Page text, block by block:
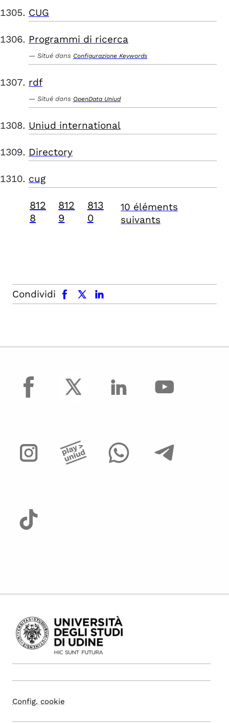
CUG
Programmi di ricerca
Situé dans Configurazione Keywords
rdf
Situé dans OpenData Uniud
Uniud international
Directory
cug
812
8
812
9
813
0
10 éléments
suivants
Condividi
facebook x.com linkedin
facebook
Config. cookie